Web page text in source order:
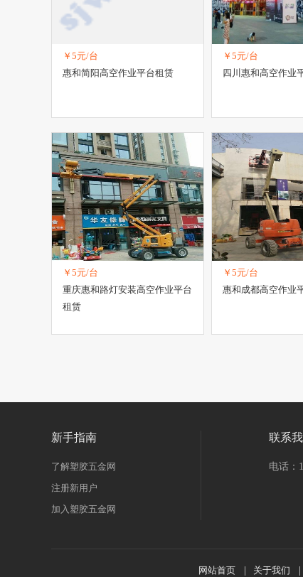
￥5元/台
惠和简阳高空作业平台租赁
￥5元/台
四川惠和高空作业
￥5元/台
重庆惠和路灯安装高空作业平台
租赁
￥5元/台
惠和成都高空作业
新手指南
了解塑胶五金网
注册新用户
加入塑胶五金网
联系
电话：
网站首页 关于我们